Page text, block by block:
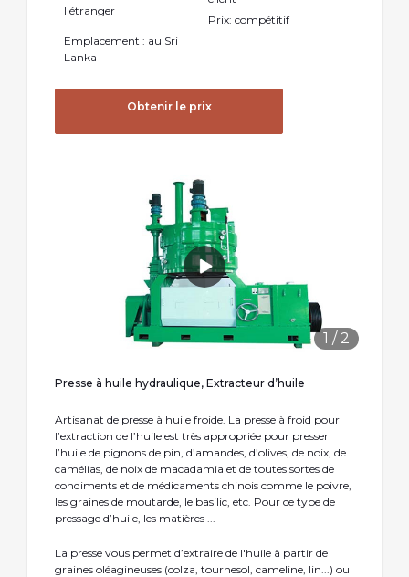
l'étranger
Prix: compétitif
Emplacement : au Sri
Lanka
Obtenir le prix
1 / 2
Presse à huile hydraulique, Extracteur d’huile
Artisanat de presse à huile froide. La presse à froid pour
l’extraction de l’huile est très appropriée pour presser
l’huile de pignons de pin, d’amandes, d’olives, de noix, de
camélias, de noix de macadamia et de toutes sortes de
condiments et de médicaments chinois comme le poivre,
les graines de moutarde, le basilic, etc. Pour ce type de
pressage d’huile, les matières ...
La presse vous permet d’extraire de l'huile à partir de
graines oléagineuses (colza, tournesol, cameline, lin...) ou